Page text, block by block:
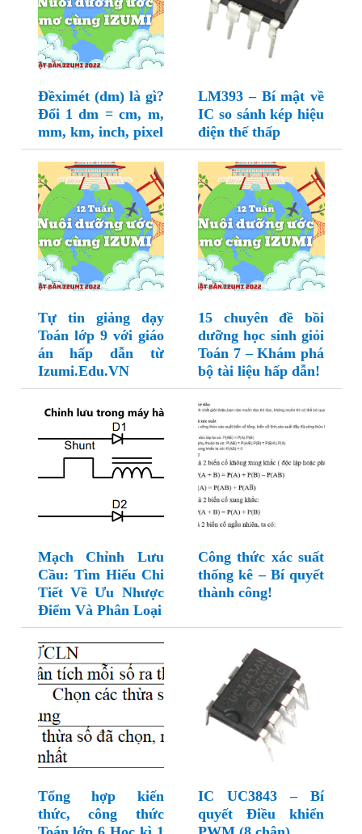
Đềximét (dm) là gì?
Đổi 1 dm = cm, m,
mm, km, inch, pixel
LM393 – Bí mật về
IC so sánh kép hiệu
điện thế thấp
Tự tin giảng dạy
Toán lớp 9 với giáo
án hấp dẫn từ
Izumi.Edu.VN
15 chuyên đề bồi
dưỡng học sinh giỏi
Toán 7 – Khám phá
bộ tài liệu hấp dẫn!
Mạch Chỉnh Lưu
Cầu: Tìm Hiểu Chi
Tiết Về Ưu Nhược
Điểm Và Phân Loại
Công thức xác suất
thống kê – Bí quyết
thành công!
Tổng hợp kiến
thức, công thức
IC UC3843 – Bí
quyết Điều khiển